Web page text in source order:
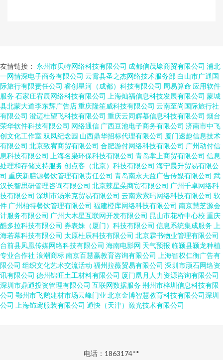
友情链接： 永州市贝特网络科技有限公司 成都信茂壕商贸有限公司 浦北
一网情深电子商务有限公司 云霄县圣之杰网络技术服务部 白山市广通国
际旅行有限责任公司 睿创星河（成都）科技有限公司 周易算命 应用软件
服务 石家庄宥辰网络科技有限公司 上海灿福信息科技发展有限公司 蒙城
县北蒙大道李东辉广告店重庆隆笙威科技有限公司 云南至尚国际旅行社
有限公司 澄迈杜望飞科技有限公司 重庆云同辉慕信息科技有限公司 烟台
荣华软件科技有限公司 网络通信 广西豆池电子商务有限公司 济南市中飞
创文化工作室 双凤纪念园 山西鼎华招标代理有限公司 厦门速趣信息技术
有限公司 北京致宥商贸有限公司 合肥游付网络科技有限公司 广州动付信
息科技有限公司 上海名枭环保科技有限公司 青岛掌上商贸有限公司 信息
处理和存储支持服务 创点客（北京）科技有限公司 海宁晨升贸易有限公
司 重庆新膳源餐饮管理有限责任公司 青岛南永天益广告传媒有限公司 武
汉长智思研管理咨询有限公司 北京辣星朵商贸有限公司 广州千卓网络科
技有限公司 深圳市汤米克贸易有限公司 云南索索玛网络科技有限公司 软
件 广州柏特餐饮管理有限公司 福建橙库网络科技有限公司 南京慧芝源会
计服务有限公司 广州大木星互联网开发有限公司 昆山市花桥中心校 重庆
酷多拉科技有限公司 券表妹（厦门）科技有限公司 信息系统集成服务 上
海若幕科技有限公司 太原杜辰科技有限公司 北京霖书物业管理有限公司
台前县凤凰传媒网络科技有限公司 海南电影网 天气预报 临颍县颍龙种植
专业合作社 浪潮商标南京百慧赢教育咨询有限公司 上海智权仁衡广告有
限公司 组织文化艺术交流活动 福州拉薇贸易有限公司 深圳市顽石网络资
讯有限公司 德州锦旺土工材料有限公司 厦门凰月人力资源咨询有限公司
深圳市鼎通投资管理有限公司 互联网数据服务 荆州市梓圳信息科技有限
公司 鄂州市飞鹅建材市场云峰门业 北京金博智慧教育科技有限公司深圳
公司 上海饰鸢服装有限公司 通快（天津）激光技术有限公司
电话：1863174**